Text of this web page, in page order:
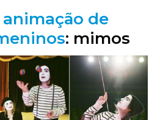
animação de
: mimos